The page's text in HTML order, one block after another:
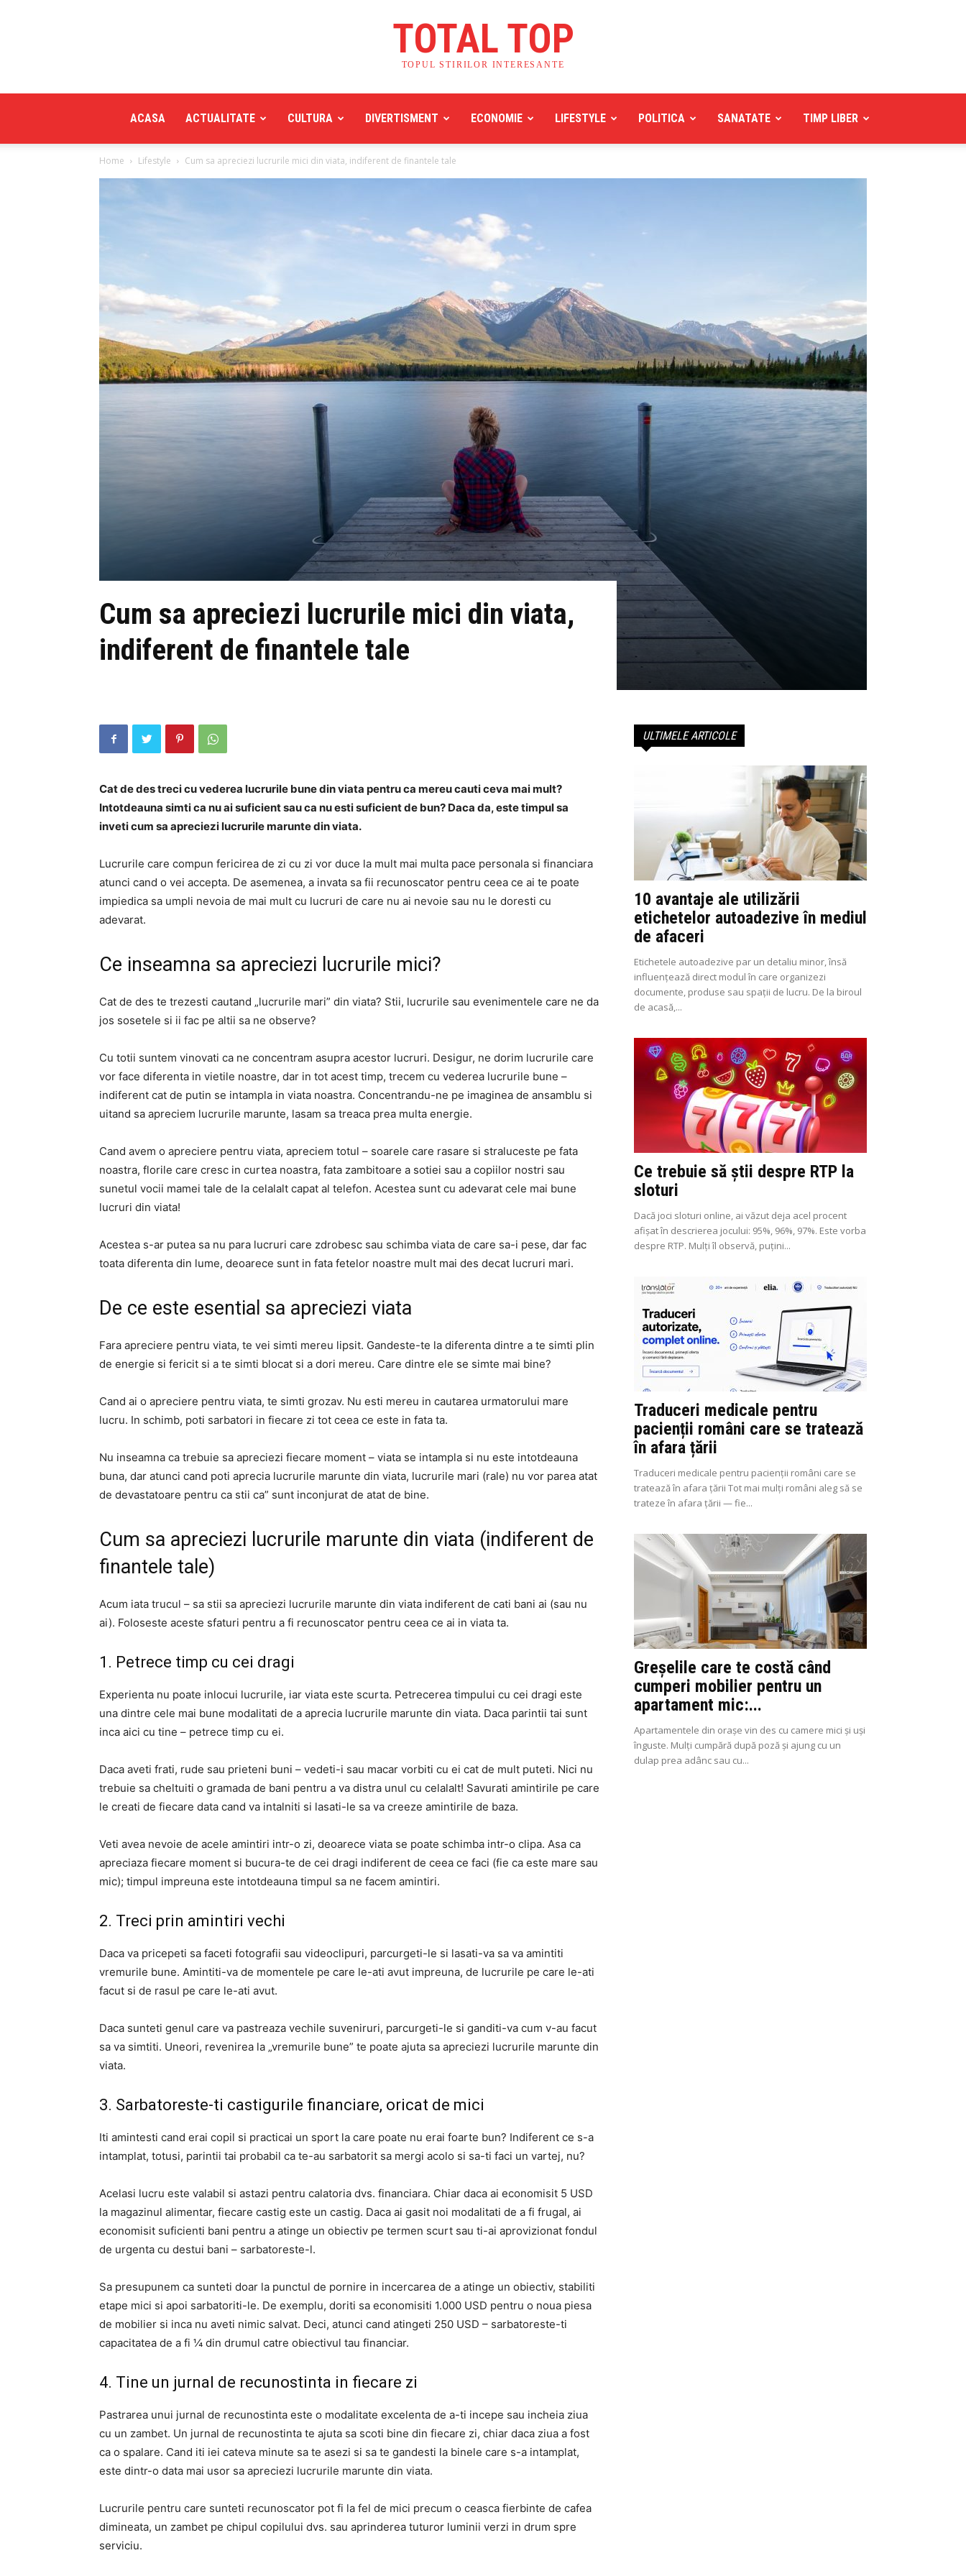
TOTAL TOP
TOPUL STIRILOR INTERESANTE
ACASA ACTUALITATE CULTURA DIVERTISMENT ECONOMIE LIFESTYLE POLITICA SANATATE TIMP LIBER
Home Lifestyle Cum sa apreciezi lucrurile mici din viata, indiferent de finantele tale
Cum sa apreciezi lucrurile mici din viata,
indiferent de finantele tale
Cat de des treci cu vederea lucrurile bune din viata pentru ca mereu cauti ceva mai mult?
Intotdeauna simti ca nu ai suficient sau ca nu esti suficient de bun? Daca da, este timpul sa
inveti cum sa apreciezi lucrurile marunte din viata.
Lucrurile care compun fericirea de zi cu zi vor duce la mult mai multa pace personala si financiara
atunci cand o vei accepta. De asemenea, a invata sa fii recunoscator pentru ceea ce ai te poate
impiedica sa umpli nevoia de mai mult cu lucruri de care nu ai nevoie sau nu le doresti cu
adevarat.
Ce inseamna sa apreciezi lucrurile mici?
Cat de des te trezesti cautand „lucrurile mari” din viata? Stii, lucrurile sau evenimentele care ne da
jos sosetele si ii fac pe altii sa ne observe?
Cu totii suntem vinovati ca ne concentram asupra acestor lucruri. Desigur, ne dorim lucrurile care
vor face diferenta in vietile noastre, dar in tot acest timp, trecem cu vederea lucrurile bune –
indiferent cat de putin se intampla in viata noastra. Concentrandu-ne pe imaginea de ansamblu si
uitand sa apreciem lucrurile marunte, lasam sa treaca prea multa energie.
Cand avem o apreciere pentru viata, apreciem totul – soarele care rasare si straluceste pe fata
noastra, florile care cresc in curtea noastra, fata zambitoare a sotiei sau a copiilor nostri sau
sunetul vocii mamei tale de la celalalt capat al telefon. Acestea sunt cu adevarat cele mai bune
lucruri din viata!
Acestea s-ar putea sa nu para lucruri care zdrobesc sau schimba viata de care sa-i pese, dar fac
toata diferenta din lume, deoarece sunt in fata fetelor noastre mult mai des decat lucruri mari.
De ce este esential sa apreciezi viata
Fara apreciere pentru viata, te vei simti mereu lipsit. Gandeste-te la diferenta dintre a te simti plin
de energie si fericit si a te simti blocat si a dori mereu. Care dintre ele se simte mai bine?
Cand ai o apreciere pentru viata, te simti grozav. Nu esti mereu in cautarea urmatorului mare
lucru. In schimb, poti sarbatori in fiecare zi tot ceea ce este in fata ta.
Nu inseamna ca trebuie sa apreciezi fiecare moment – viata se intampla si nu este intotdeauna
buna, dar atunci cand poti aprecia lucrurile marunte din viata, lucrurile mari (rale) nu vor parea atat
de devastatoare pentru ca stii ca” sunt inconjurat de atat de bine.
Cum sa apreciezi lucrurile marunte din viata (indiferent de
finantele tale)
Acum iata trucul – sa stii sa apreciezi lucrurile marunte din viata indiferent de cati bani ai (sau nu
ai). Foloseste aceste sfaturi pentru a fi recunoscator pentru ceea ce ai in viata ta.
1. Petrece timp cu cei dragi
Experienta nu poate inlocui lucrurile, iar viata este scurta. Petrecerea timpului cu cei dragi este
una dintre cele mai bune modalitati de a aprecia lucrurile marunte din viata. Daca parintii tai sunt
inca aici cu tine – petrece timp cu ei.
Daca aveti frati, rude sau prieteni buni – vedeti-i sau macar vorbiti cu ei cat de mult puteti. Nici nu
trebuie sa cheltuiti o gramada de bani pentru a va distra unul cu celalalt! Savurati amintirile pe care
le creati de fiecare data cand va intalniti si lasati-le sa va creeze amintirile de baza.
Veti avea nevoie de acele amintiri intr-o zi, deoarece viata se poate schimba intr-o clipa. Asa ca
apreciaza fiecare moment si bucura-te de cei dragi indiferent de ceea ce faci (fie ca este mare sau
mic); timpul impreuna este intotdeauna timpul sa ne facem amintiri.
2. Treci prin amintiri vechi
Daca va pricepeti sa faceti fotografii sau videoclipuri, parcurgeti-le si lasati-va sa va amintiti
vremurile bune. Amintiti-va de momentele pe care le-ati avut impreuna, de lucrurile pe care le-ati
facut si de rasul pe care le-ati avut.
Daca sunteti genul care va pastreaza vechile suveniruri, parcurgeti-le si ganditi-va cum v-au facut
sa va simtiti. Uneori, revenirea la „vremurile bune” te poate ajuta sa apreciezi lucrurile marunte din
viata.
3. Sarbatoreste-ti castigurile financiare, oricat de mici
Iti amintesti cand erai copil si practicai un sport la care poate nu erai foarte bun? Indiferent ce s-a
intamplat, totusi, parintii tai probabil ca te-au sarbatorit sa mergi acolo si sa-ti faci un vartej, nu?
Acelasi lucru este valabil si astazi pentru calatoria dvs. financiara. Chiar daca ai economisit 5 USD
la magazinul alimentar, fiecare castig este un castig. Daca ai gasit noi modalitati de a fi frugal, ai
economisit suficienti bani pentru a atinge un obiectiv pe termen scurt sau ti-ai aprovizionat fondul
de urgenta cu destui bani – sarbatoreste-l.
Sa presupunem ca sunteti doar la punctul de pornire in incercarea de a atinge un obiectiv, stabiliti
etape mici si apoi sarbatoriti-le. De exemplu, doriti sa economisiti 1.000 USD pentru o noua piesa
de mobilier si inca nu aveti nimic salvat. Deci, atunci cand atingeti 250 USD – sarbatoreste-ti
capacitatea de a fi ¼ din drumul catre obiectivul tau financiar.
4. Tine un jurnal de recunostinta in fiecare zi
Pastrarea unui jurnal de recunostinta este o modalitate excelenta de a-ti incepe sau incheia ziua
cu un zambet. Un jurnal de recunostinta te ajuta sa scoti bine din fiecare zi, chiar daca ziua a fost
ca o spalare. Cand iti iei cateva minute sa te asezi si sa te gandesti la binele care s-a intamplat,
este dintr-o data mai usor sa apreciezi lucrurile marunte din viata.
Lucrurile pentru care sunteti recunoscator pot fi la fel de mici precum o ceasca fierbinte de cafea
dimineata, un zambet pe chipul copilului dvs. sau aprinderea tuturor luminii verzi in drum spre
serviciu.
ULTIMELE ARTICOLE
10 avantaje ale utilizării
etichetelor autoadezive în mediul
de afaceri
Etichetele autoadezive par un detaliu minor, însă
influențează direct modul în care organizezi
documente, produse sau spații de lucru. De la biroul
de acasă,...
Ce trebuie să știi despre RTP la
sloturi
Dacă joci sloturi online, ai văzut deja acel procent
afișat în descrierea jocului: 95%, 96%, 97%. Este vorba
despre RTP. Mulți îl observă, puțini...
Traduceri medicale pentru
pacienții români care se tratează
în afara țării
Traduceri medicale pentru pacienții români care se
tratează în afara țării Tot mai mulți români aleg să se
trateze în afara țării — fie...
Greșelile care te costă când
cumperi mobilier pentru un
apartament mic:...
Apartamentele din orașe vin des cu camere mici și uși
înguste. Mulți cumpără după poză și ajung cu un
dulap prea adânc sau cu...